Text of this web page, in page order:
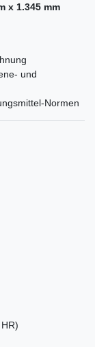
x 1.345 mm
und
Normen